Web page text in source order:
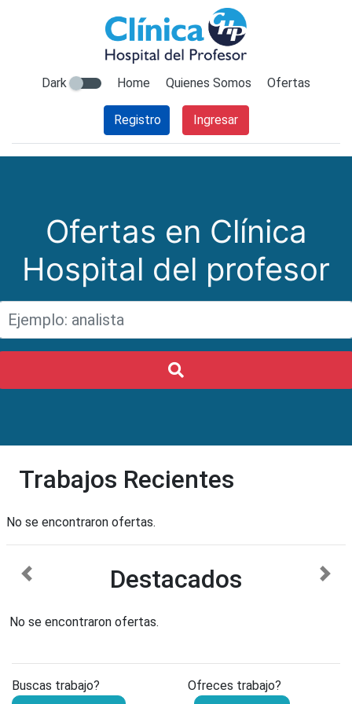
Dark Home Quienes Somos Ofertas
Registro Ingresar
Ofertas en Clínica
Hospital del profesor
Trabajos Recientes
No se encontraron ofertas.
Destacados
anterior
No se encontraron ofertas.
Buscas trabajo?
Ofreces trabajo?